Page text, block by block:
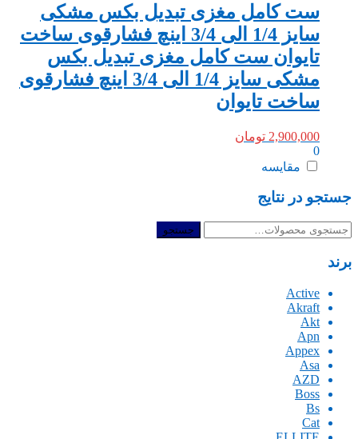
ست کامل مغزی تبدیل بکس مشکی
سایز 1/4 الی 3/4 اینچ فشارقوی ساخت
تایوان ست کامل مغزی تبدیل بکس
مشکی سایز 1/4 الی 3/4 اینچ فشارقوی
ساخت تایوان
2,900,000 تومان
0
مقایسه
جستجو در نتایج
جستجو
جستجو
برند
Active
Akraft
Akt
Apn
Appex
Asa
AZD
Boss
Bs
Cat